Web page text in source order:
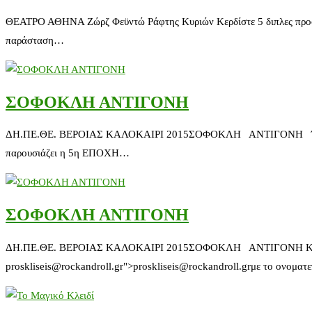
ΘΕΑΤΡΟ ΑΘΗΝΑ Ζώρζ Φεϋντώ Ράφτης Κυριών Κερδίστε 5 διπλες
παράσταση…
ΣΟΦΟΚΛΗ ΑΝΤΙΓΟΝΗ
ΔΗ.ΠΕ.ΘΕ. ΒΕΡΟΙΑΣ ΚΑΛΟΚΑΙΡΙ 2015ΣΟΦΟΚΛΗ ΑΝΤΙΓΟΝΗ Ένα
παρουσιάζει η 5η ΕΠΟΧΗ…
ΣΟΦΟΚΛΗ ΑΝΤΙΓΟΝΗ
ΔΗ.ΠΕ.ΘΕ. ΒΕΡΟΙΑΣ ΚΑΛΟΚΑΙΡΙ 2015ΣΟΦΟΚΛΗ ΑΝΤΙΓΟΝΗ Κερδίστε
proskliseis@rockandroll.gr">proskliseis@rockandroll.grμε το